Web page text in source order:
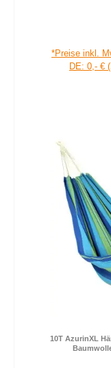
*Preise inkl.
DE: 0,- €
10T AzurinXL